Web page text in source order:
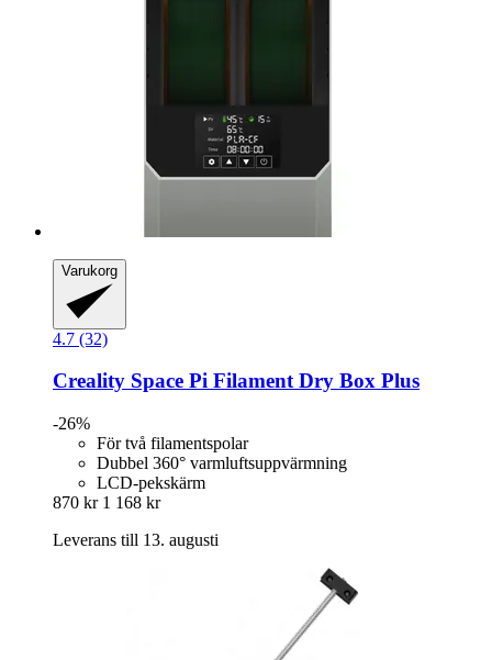
Varukorg
4.7 (32)
Creality Space Pi Filament Dry Box Plus
-26%
För två filamentspolar
Dubbel 360° varmluftsuppvärmning
LCD-pekskärm
870 kr 1 168 kr
Leverans till 13. augusti